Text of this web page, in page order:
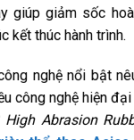
giúp giảm sốc
kết thúc hành trình.
nghệ nổi bật
công nghệ hiện đại
High Abrasion